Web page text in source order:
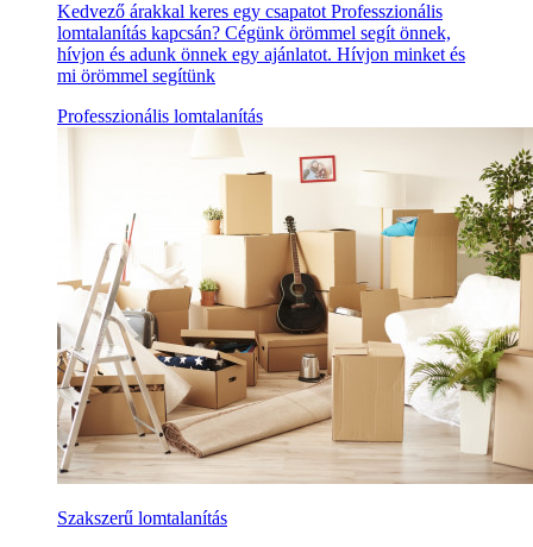
Kedvező árakkal keres egy csapatot Professzionális
lomtalanítás kapcsán? Cégünk örömmel segít önnek,
hívjon és adunk önnek egy ajánlatot. Hívjon minket és
mi örömmel segítünk
Professzionális lomtalanítás
Szakszerű lomtalanítás